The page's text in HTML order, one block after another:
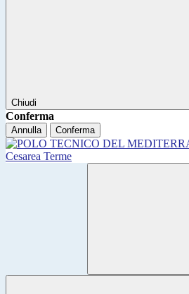
Chiudi
Conferma
Annulla Conferma